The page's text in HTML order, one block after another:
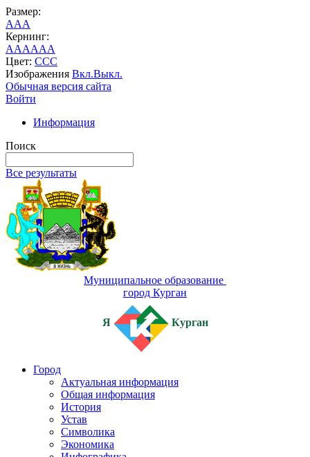
Размер:
AAA
Кернинг:
AAAAAA
Цвет: CCC
Изображения Вкл.Выкл.
Обычная версия сайта
Войти
Информация
Поиск
Все результаты
Муниципальное образование
город Курган
Я Курган
Город
Актуальная информация
Общая информация
История
Устав
Символика
Экономика